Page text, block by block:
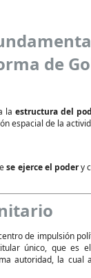
de
la estructura del
espacial de la
se ejerce el podery
de impulsión
único, que es el
autoridad, la cual